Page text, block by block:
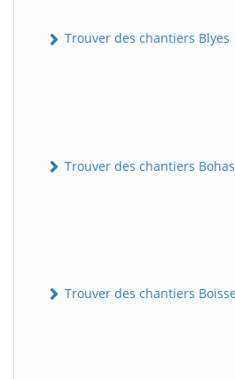
Trouver des chantiers Blyes
Trouver des chantiers
Trouver des chantiers